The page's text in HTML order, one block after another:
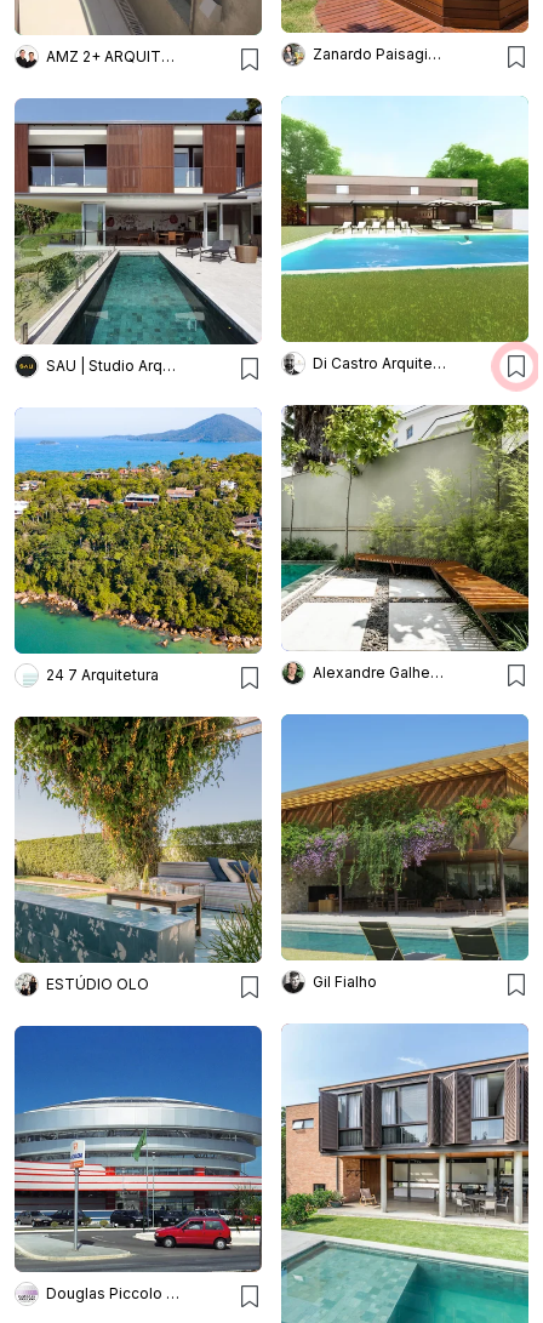
AMZ 2+ ARQUITETURA Zanardo Paisagismo
Di Castro Arquitetura
SAU | Studio Arquitetura Urbanismo
Alexandre Galhego Paisagismo
24 7 Arquitetura
Gil Fialho
ESTÚDIO OLO
Douglas Piccolo Arquitetura e Planejamento Visual